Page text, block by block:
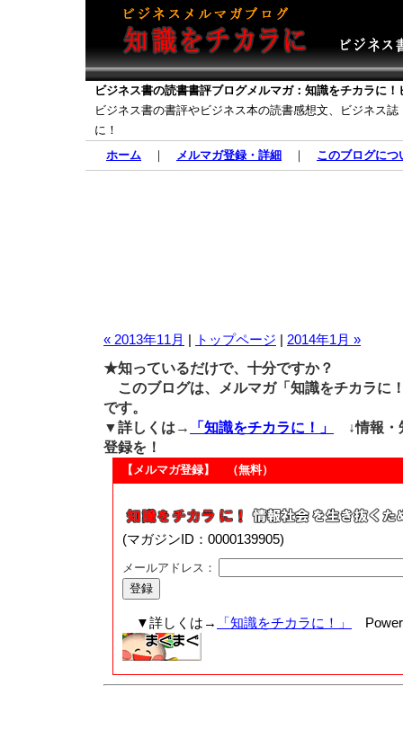
ビジネス書の読書書評ブログメルマガ：知識をチカラに
ビジネス書の書評やビジネス本の読書感想文、ビジネス
に！
ホーム ｜ メルマガ登録・詳細 ｜ このブログにつ
« 2013年11月 | トップページ | 2014年1月 »
★知っているだけで、十分ですか？
このブログは、メルマガ「知識をチカラに
です。
▼詳しくは→
「知識をチカラに！」
↓情報・
登録を！
【メルマガ登録】 （無料）
(マガジンID：0000139905)
メールアドレス：
▼詳しくは→ 「知識をチカラに！」